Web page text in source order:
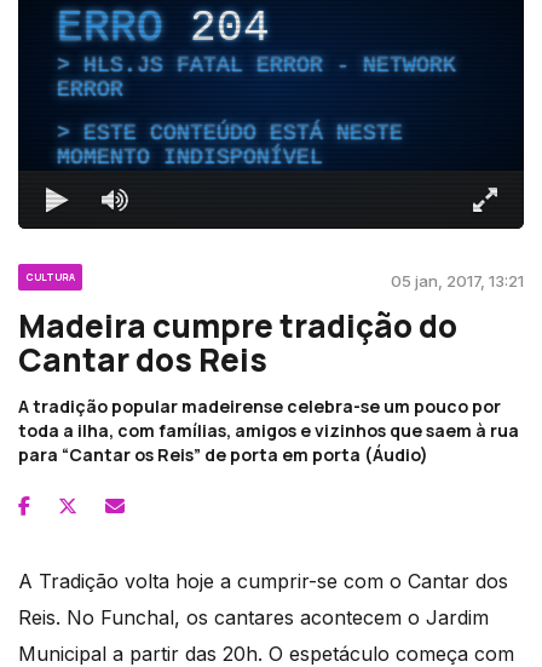
ERRO204
HLS.JS FATAL ERROR - NETWORK
ERROR
ESTE CONTEÚDO ESTÁ NESTE
MOMENTO INDISPONÍVEL
CULTURA 05 jan, 2017, 13:21
Madeira cumpre tradição do
Cantar dos Reis
A tradição popular madeirense celebra-se um pouco por
toda a ilha, com famílias, amigos e vizinhos que saem à rua
para “Cantar os Reis” de porta em porta (Áudio)
A Tradição volta hoje a cumprir-se com o Cantar dos
Reis. No Funchal, os cantares acontecem o Jardim
Municipal a partir das 20h. O espetáculo começa com